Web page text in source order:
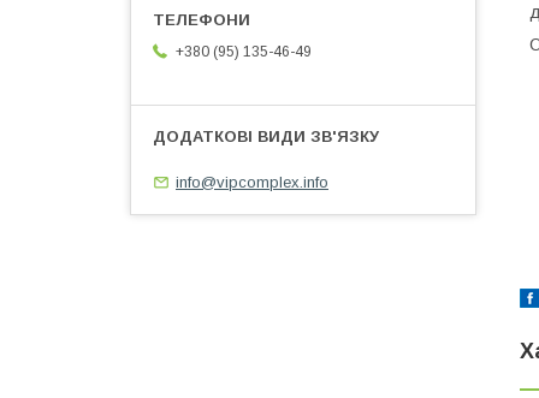
+380 (95) 135-46-49
info@vipcomplex.info